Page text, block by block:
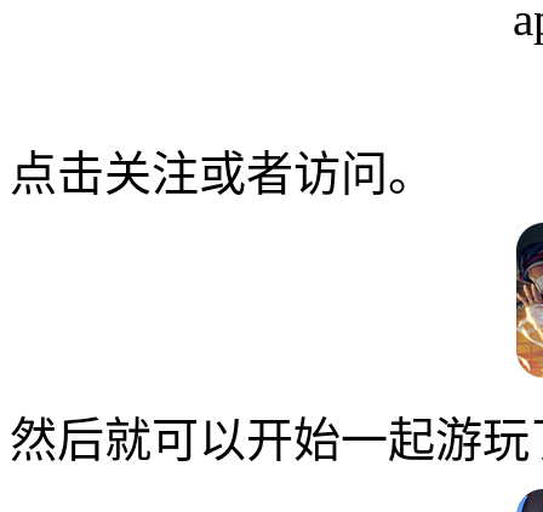
点击关注或者访问。
然后就可以开始一起游玩